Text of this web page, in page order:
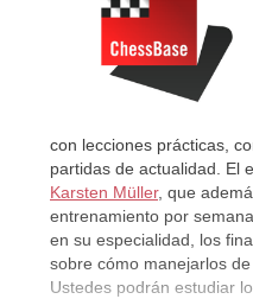
con lecciones prácticas,
partidas de actualidad. El
Karsten Müller, que
entrenamiento por
en su especialidad, los
sobre cómo manejarlos
Ustedes podrán estudiar